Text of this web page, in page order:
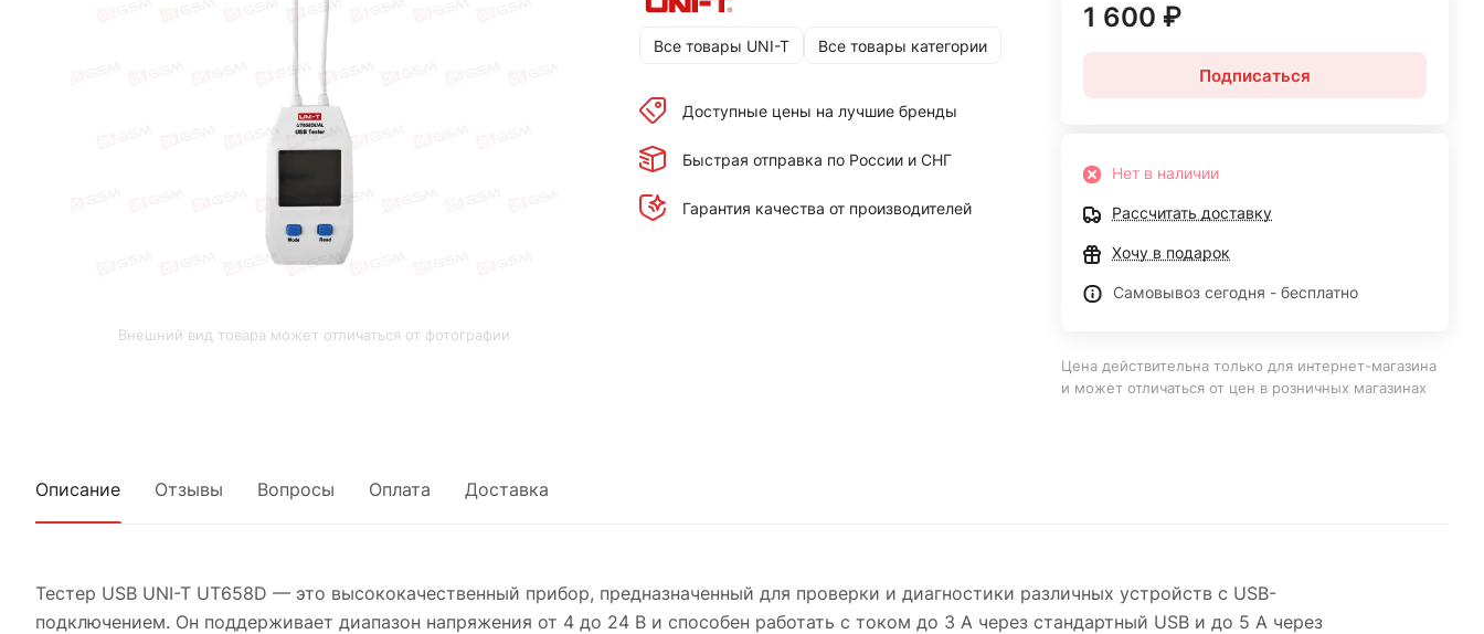
Внешний вид товара может отличаться от фотографии
Все товары UNI-T Все товары категории
Доступные цены на лучшие бренды
Быстрая отправка по России и СНГ
Гарантия качества от производителей
1 600 ₽
Подписаться
Нет в наличии
Рассчитать доставку
Хочу в подарок
Самовывоз сегодня - бесплатно
Цена действительна только для интернет-магазина
и может отличаться от цен в розничных магазинах
Описание Отзывы Вопросы Оплата Доставка
Тестер USB UNI-T UT658D — это высококачественный прибор, предназначенный для проверки и диагностики различных устройств с USB-
подключением. Он поддерживает диапазон напряжения от 4 до 24 В и способен работать с током до 3 А через стандартный USB и до 5 А через